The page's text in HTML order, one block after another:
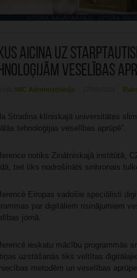
aicina uz
veselības
MIC Administrācija
Stradiņa klīniskajā universitātes
tehnoloģijas veselības aprūpē”.
notiks Zinātniskajā institūtā,
bet tiks nodrošināts sinhronais
Eiropas vadošie speciālisti
par digitāliem risinājumiem
jomā.
ieskatu mācību programmās
uzstāšanās tiks veltītas
metodēm un veselības